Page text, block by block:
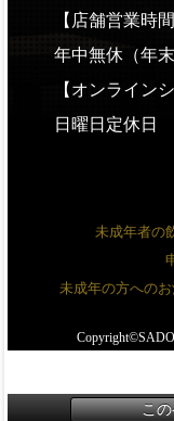
【店舗営業時
年中無休（年
【オンライン
日曜日定休日
未成年者の
未成年の方への
こ